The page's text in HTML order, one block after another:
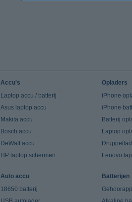
Accu's
Laptop accu / batterij
Asus laptop accu
Makita accu
Bosch accu
DeWalt accu
HP laptop schermen
Opladers
iPhone
iPhone
Batterij
Laptop
Lenovo
Auto accu
18650 batterij
Batterijen